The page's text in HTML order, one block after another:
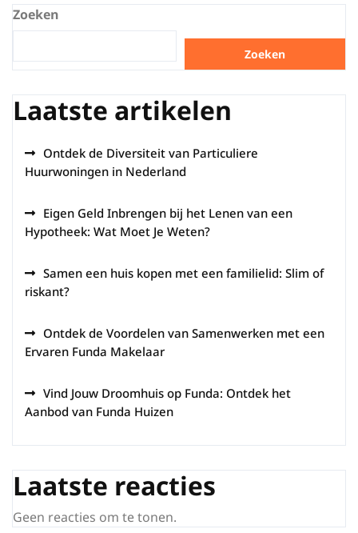
Zoeken
Zoeken
Laatste artikelen
Ontdek de Diversiteit van Particuliere
Huurwoningen in Nederland
Eigen Geld Inbrengen bij het Lenen van een
Hypotheek: Wat Moet Je Weten?
Samen een huis kopen met een familielid: Slim of
riskant?
Ontdek de Voordelen van Samenwerken met een
Ervaren Funda Makelaar
Vind Jouw Droomhuis op Funda: Ontdek het
Aanbod van Funda Huizen
Laatste reacties
Geen reacties om te tonen.